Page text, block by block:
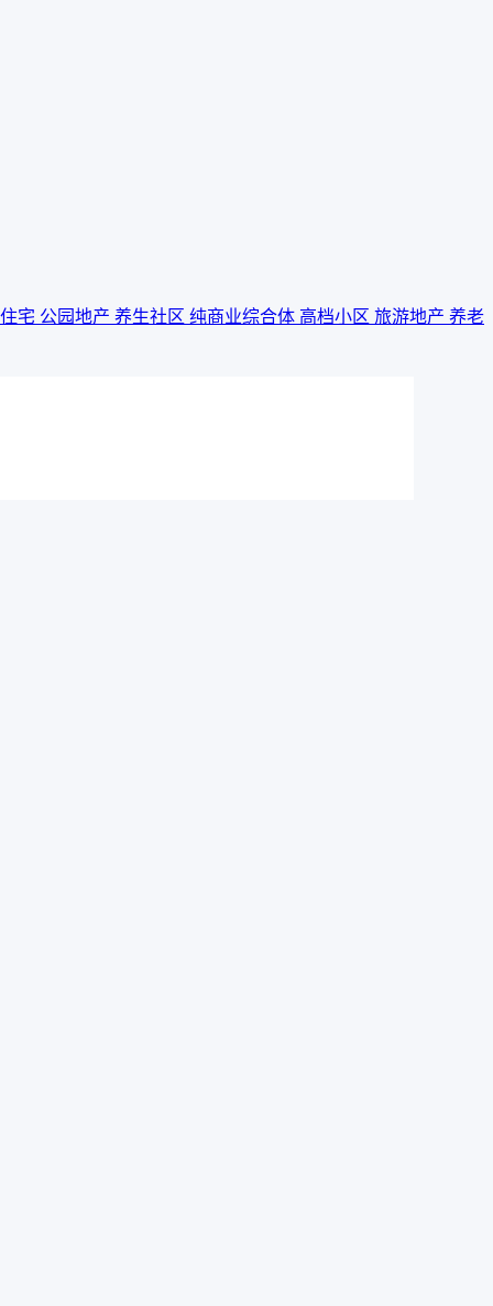
宅 公园地产 养生社区 纯商业综合体 高档小区 旅游地产 养老